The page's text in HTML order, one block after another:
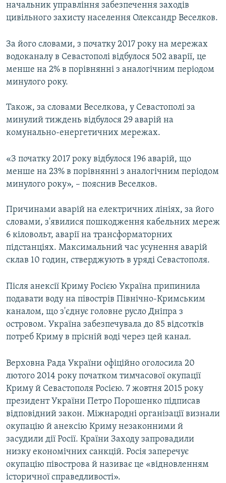
начальник управління забезпечення заходів
цивільного захисту населення Олександр Веселков.
За його словами, з початку 2017 року на мережах
водоканалу в Севастополі відбулося 502 аварії, це
менше на 2% в порівнянні з аналогічним періодом
минулого року.
Також, за словами Веселкова, у Севастополі за
минулий тиждень відбулося 29 аварій на
комунально-енергетичних мережах.
«З початку 2017 року відбулося 196 аварій, що
менше на 23% в порівнянні з аналогічним періодом
минулого року», – пояснив Веселков.
Причинами аварій на електричних лініях, за його
словами, з'явилися пошкодження кабельних мереж
6 кіловольт, аварії на трансформаторних
підстанціях. Максимальний час усунення аварій
склав 10 годин, стверджують в уряді Севастополя.
Після анексії Криму Росією Україна припинила
подавати воду на півострів Північно-Кримським
каналом, що з'єднує головне русло Дніпра з
островом. Україна забезпечувала до 85 відсотків
потреб Криму в прісній воді через цей канал.
Верховна Рада України офіційно оголосила 20
лютого 2014 року початком тимчасової окупації
Криму й Севастополя Росією. 7 жовтня 2015 року
президент України Петро Порошенко підписав
відповідний закон. Міжнародні організації визнали
окупацію й анексію Криму незаконними й
засудили дії Росії. Країни Заходу запровадили
низку економічних санкцій. Росія заперечує
окупацію півострова й називає це «відновленням
історичної справедливості».